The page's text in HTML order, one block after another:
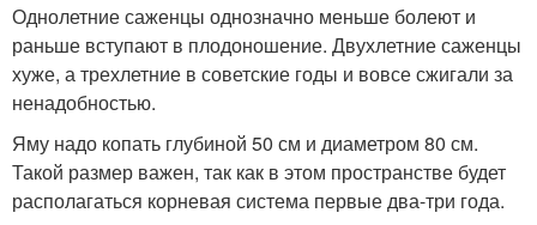
Однолетние саженцы однозначно меньше болеют и
раньше вступают в плодоношение. Двухлетние саженцы
хуже, а трехлетние в советские годы и вовсе сжигали за
ненадобностью.
Яму надо копать глубиной 50 см и диаметром 80 см.
Такой размер важен, так как в этом пространстве будет
располагаться корневая система первые два-три года.